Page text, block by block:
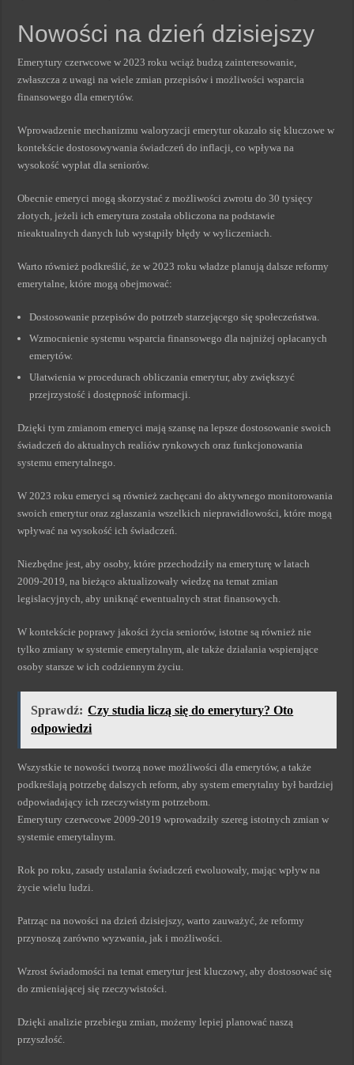
Nowości na dzień dzisiejszy
Emerytury czerwcowe w 2023 roku wciąż budzą zainteresowanie,
zwłaszcza z uwagi na wiele zmian przepisów i możliwości wsparcia
finansowego dla emerytów.
Wprowadzenie mechanizmu waloryzacji emerytur okazało się kluczowe w
kontekście dostosowywania świadczeń do inflacji, co wpływa na
wysokość wypłat dla seniorów.
Obecnie emeryci mogą skorzystać z możliwości zwrotu do 30 tysięcy
złotych, jeżeli ich emerytura została obliczona na podstawie
nieaktualnych danych lub wystąpiły błędy w wyliczeniach.
Warto również podkreślić, że w 2023 roku władze planują dalsze reformy
emerytalne, które mogą obejmować:
Dostosowanie przepisów do potrzeb starzejącego się społeczeństwa.
Wzmocnienie systemu wsparcia finansowego dla najniżej opłacanych
emerytów.
Ułatwienia w procedurach obliczania emerytur, aby zwiększyć
przejrzystość i dostępność informacji.
Dzięki tym zmianom emeryci mają szansę na lepsze dostosowanie swoich
świadczeń do aktualnych realiów rynkowych oraz funkcjonowania
systemu emerytalnego.
W 2023 roku emeryci są również zachęcani do aktywnego monitorowania
swoich emerytur oraz zgłaszania wszelkich nieprawidłowości, które mogą
wpływać na wysokość ich świadczeń.
Niezbędne jest, aby osoby, które przechodziły na emeryturę w latach
2009-2019, na bieżąco aktualizowały wiedzę na temat zmian
legislacyjnych, aby uniknąć ewentualnych strat finansowych.
W kontekście poprawy jakości życia seniorów, istotne są również nie
tylko zmiany w systemie emerytalnym, ale także działania wspierające
osoby starsze w ich codziennym życiu.
Sprawdź: Czy studia liczą się do emerytury? Oto
odpowiedzi
Wszystkie te nowości tworzą nowe możliwości dla emerytów, a także
podkreślają potrzebę dalszych reform, aby system emerytalny był bardziej
odpowiadający ich rzeczywistym potrzebom.
Emerytury czerwcowe 2009-2019 wprowadziły szereg istotnych zmian w
systemie emerytalnym.
Rok po roku, zasady ustalania świadczeń ewoluowały, mając wpływ na
życie wielu ludzi.
Patrząc na nowości na dzień dzisiejszy, warto zauważyć, że reformy
przynoszą zarówno wyzwania, jak i możliwości.
Wzrost świadomości na temat emerytur jest kluczowy, aby dostosować się
do zmieniającej się rzeczywistości.
Dzięki analizie przebiegu zmian, możemy lepiej planować naszą
przyszłość.